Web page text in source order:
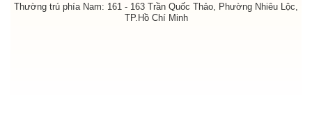
Thường trú phía Nam: 161 - 163 Trần Quốc Thảo, Phường Nhiêu Lộc,
TP.Hồ Chí Minh